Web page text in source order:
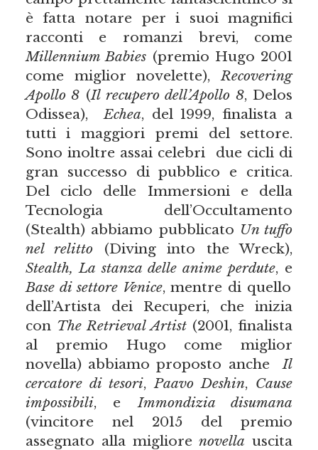
è fatta notare per i suoi magnifici
racconti e romanzi brevi, come
Millennium Babies (premio Hugo 2001
come miglior novelette),Recovering
Apollo 8 (Il recupero dell’Apollo 8, Delos
Odissea),Echea, del 1999, finalista a
tutti i maggiori premi del settore.
Sono inoltre assai celebri due cicli di
gran successo di pubblico e critica.
Del ciclo delle Immersioni e della
Tecnologia dell’Occultamento
(Stealth) abbiamo pubblicato Un tuffo
nel relitto (Diving into the Wreck),
Stealth, La stanza delle anime perdute, e
Base di settore Venice, mentre di quello
dell’Artista dei Recuperi, che inizia
con The Retrieval Artist(2001, finalista
al premio Hugo come miglior
novella) abbiamo proposto ancheIl
cercatore di tesori,Paavo Deshin, Cause
impossibili, eImmondizia disumana
(vincitore nel 2015 del premio
assegnato alla migliorenovella uscita